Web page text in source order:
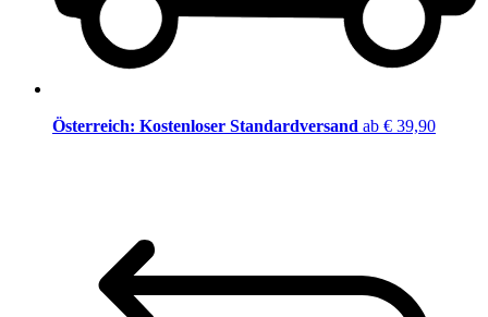
Österreich: Kostenloser Standardversand ab € 39,90